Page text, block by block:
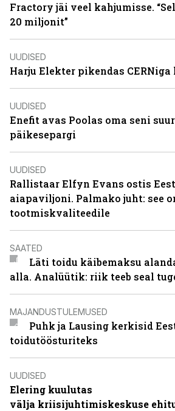
Fractory jäi veel kahjumisse.
20 miljonit”
UUDISED
Harju Elekter pikendas
UUDISED
Enefit avas Poolas oma seni
päikesepargi
UUDISED
Rallistaar Elfyn Evans ostis
aiapaviljoni. Palmako juht: see
tootmiskvaliteedile
SAATED
Läti toidu käibemaksu
alla. Analüütik: riik teeb seal
MAJANDUSTULEMUSED
Puhk ja Lausing kerkisid
toidutöösturiteks
UUDISED
Elering kuulutas
välja kriisijuhtimiskeskuse